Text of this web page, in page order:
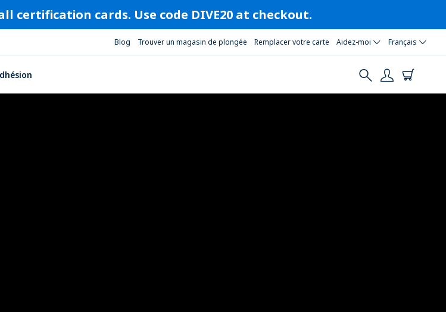
certification cards. Use code DIVE20 at checkout.
Blog Trouver un magasin de plongée Remplacer votre carte Aidez-moi Français